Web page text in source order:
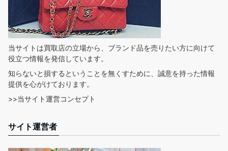
当サイトは買取店の立場から、ブランド品を売りたい方に向けて
役立つ情報を発信しています。
知らないと損するということを無くすために、誠意を持った情報
提供を心がけております。
>>当サイト運営コンセプト
サイト運営者